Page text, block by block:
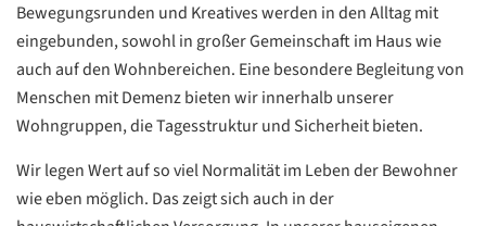
Bewegungsrunden und Kreatives werden in den Alltag mit
eingebunden, sowohl in großer Gemeinschaft im Haus wie
auch auf den Wohnbereichen. Eine besondere Begleitung von
Menschen mit Demenz bieten wir innerhalb unserer
Wohngruppen, die Tagesstruktur und Sicherheit bieten.
Wir legen Wert auf so viel Normalität im Leben der Bewohner
wie eben möglich. Das zeigt sich auch in der